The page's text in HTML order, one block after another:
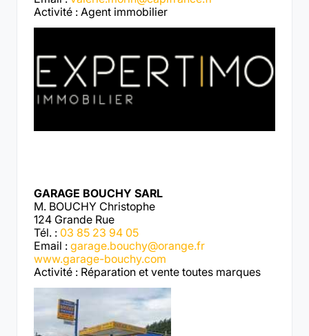
Activité : Agent immobilier
GARAGE BOUCHY SARL
M. BOUCHY Christophe
124 Grande Rue
Tél. : 03 85 23 94 05
Email : garage.bouchy@orange.fr
www.garage-bouchy.com
Activité : Réparation et vente toutes marques